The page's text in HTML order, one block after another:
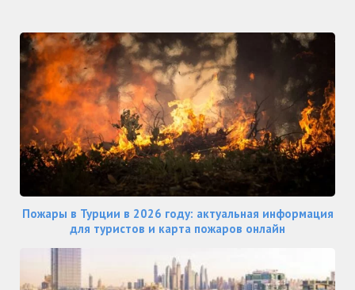
Пожары в Турции в 2026 году: актуальная информация
для туристов и карта пожаров онлайн